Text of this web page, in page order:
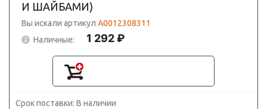
И ШАЙБАМИ)
Вы искали артикул A0012308311
Наличные:
1 292 ₽
Срок поставки: В наличии